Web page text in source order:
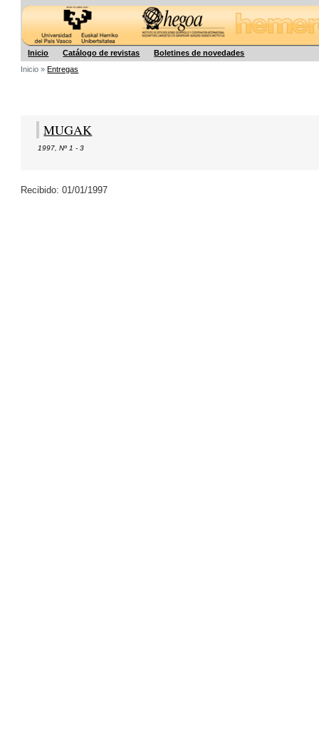
Inicio Catálogo de revistas
Boletines de novedades
Inicio »Entregas
MUGAK
1997 ,Nº 1 - 3
Recibido: 01/01/1997